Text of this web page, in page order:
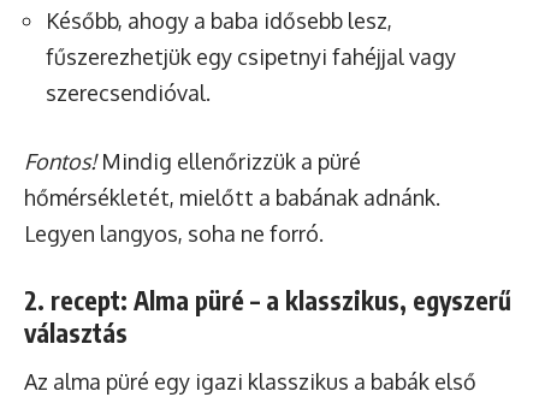
Később, ahogy a baba idősebb lesz,
fűszerezhetjük egy csipetnyi fahéjjal vagy
szerecsendióval.
Fontos!Mindig ellenőrizzük a püré
hőmérsékletét, mielőtt a babának adnánk.
Legyen langyos, soha ne forró.
2. recept: Alma püré – a klasszikus, egyszerű
választás
Az alma püré egy igazi klasszikus a babák első